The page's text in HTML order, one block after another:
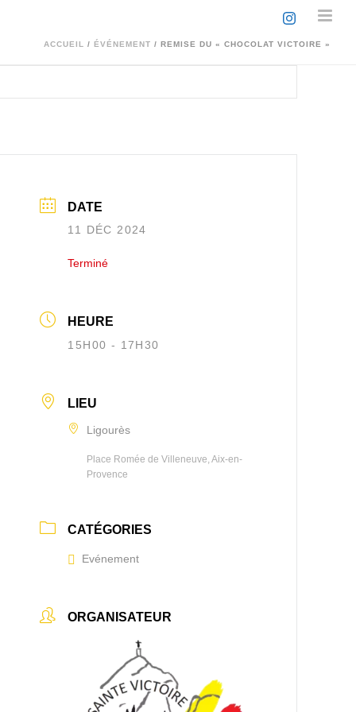
ACCUEIL / ÉVÉNEMENT / REMISE DU « CHOCOLAT VICTOIRE »
DATE
11 DÉC 2024
Terminé
HEURE
15H00 - 17H30
LIEU
Ligourès
Place Romée de Villeneuve, Aix-en-
Provence
CATÉGORIES
Evénement
ORGANISATEUR